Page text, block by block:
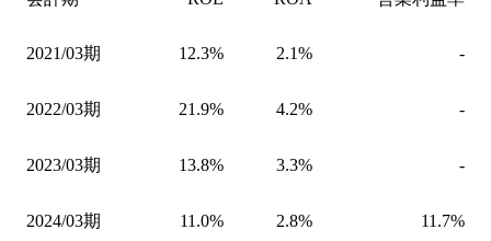
2021/03期 12.3% 2.1% -
2022/03期 21.9% 4.2% -
2023/03期 13.8% 3.3% -
2024/03期 11.0% 2.8% 11.7%